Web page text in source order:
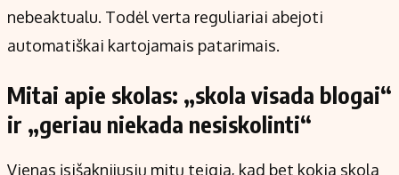
nebeaktualu. Todėl verta reguliariai abejoti
automatiškai kartojamais patarimais.
Mitai apie skolas: „skola visada blogai“
ir „geriau niekada nesiskolinti“
Vienas įsišaknijusių mitų teigia, kad bet kokia skola